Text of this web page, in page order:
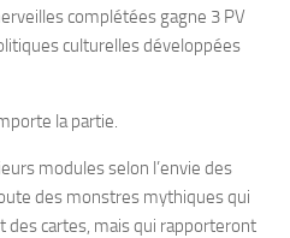
complétées gagne 3 PV
culturelles développées
la partie.
modules selon l’envie des
des monstres mythiques qui
cartes, mais qui rapporteront